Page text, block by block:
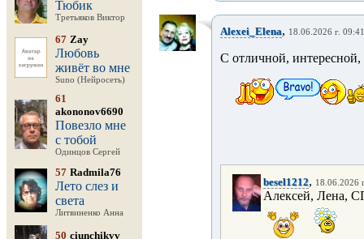
Тюбик
Третьяков Виктор
67 Zay
Любовь
живёт во мне
Suno (Нейросеть)
61
akononov6690
Повезло мне
с тобой
Одинцов Сергей
57 Radmila76
Лето слез и
света
Литвиненко Анна
50 ciunchikvv
Alexei_Elena, 18.06.2026 г. 09:41
С отличной,
besel1212, 18.06.2026
Алексей,